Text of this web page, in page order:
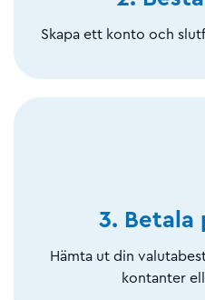
Skapa ett konto och
3. Betala
Hämta ut din
kontanter